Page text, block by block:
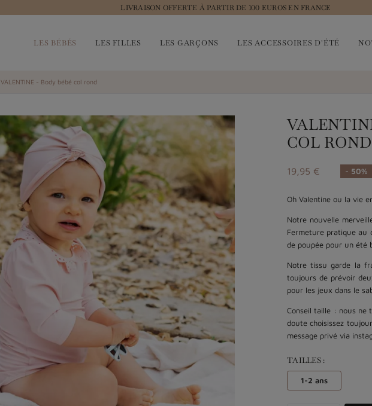
LIVRAISON OFFERTE À PARTIR DE 100 EUROS EN FRANCE
LES BÉBÉS LES FILLES LES GARÇONS LES ACCESSOIRES D'ÉTÉ
VALENTINE - Body bébé col rond
COL ROND
19,95 € - 50%
Oh Valentine ou la vie
Notre nouvelle
Fermeture pratique au
de poupée pour un été
Notre tissu garde la
toujours de prévoir
pour les jeux dans le
Conseil taille : nous ne
doute choisissez
message privé via
TAILLES :
1-2 ans